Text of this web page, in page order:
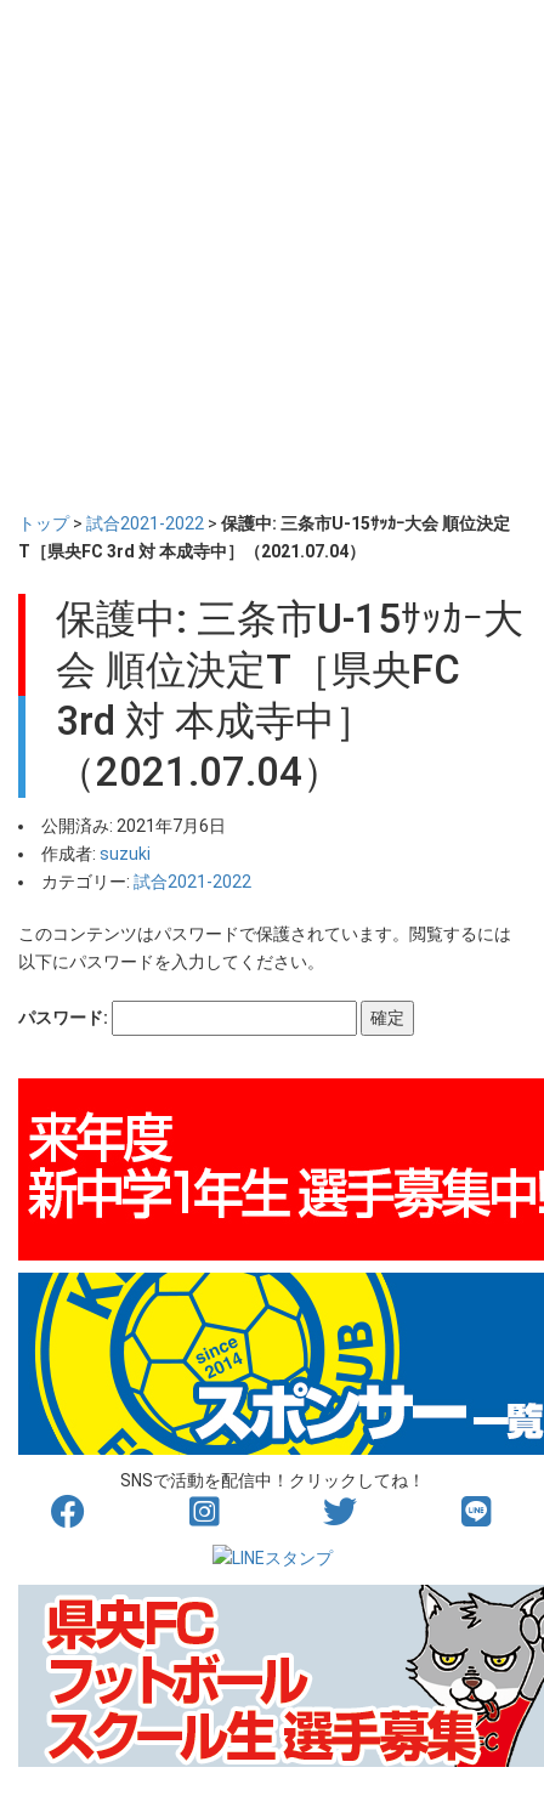
トップ> 試合2021-2022 > 保護中: 三条市U-15ｻｯｶｰ大会 順位決定
T［県央FC 3rd 対 本成寺中］（2021.07.04）
保護中: 三条市U-15ｻｯｶｰ大
会 順位決定T［県央FC
3rd 対 本成寺中］
（2021.07.04）
公開済み: 2021年7月6日
作成者: suzuki
カテゴリー: 試合2021-2022
このコンテンツはパスワードで保護されています。閲覧するには
以下にパスワードを入力してください。
パスワード:
SNSで活動を配信中！クリックしてね！